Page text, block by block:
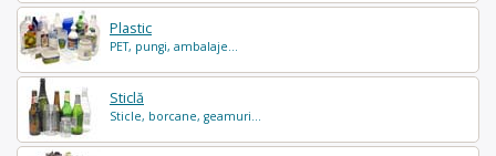
Plastic
PET, pungi, ambalaje...
Sticlă
Sticle, borcane, geamuri...